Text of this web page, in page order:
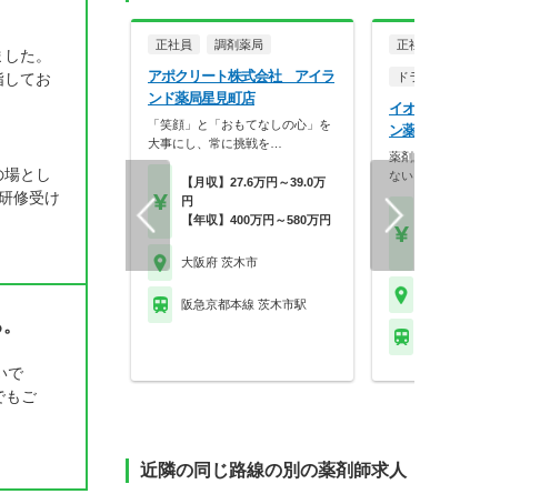
た。
てお
とし
修受け
で
もご
正社員 調剤薬局
アポクリート株式会社 アイラ
ンド薬局星見町店
「笑顔」と「おもてなしの心」を
大事にし、常に挑戦を…
【月収】27.6万円～39.0万
円
【年収】400万円～580万円
大阪府 茨木市
阪急京都本線 茨木市駅
正社員
ドラッグストア（調剤併設
イオンリテール株式会社
ン薬局イオンスタイル新
薬剤師を、一つの職業で終わ
ない。バイヤー、商品…
近隣の同じ路線の別の薬剤師求人